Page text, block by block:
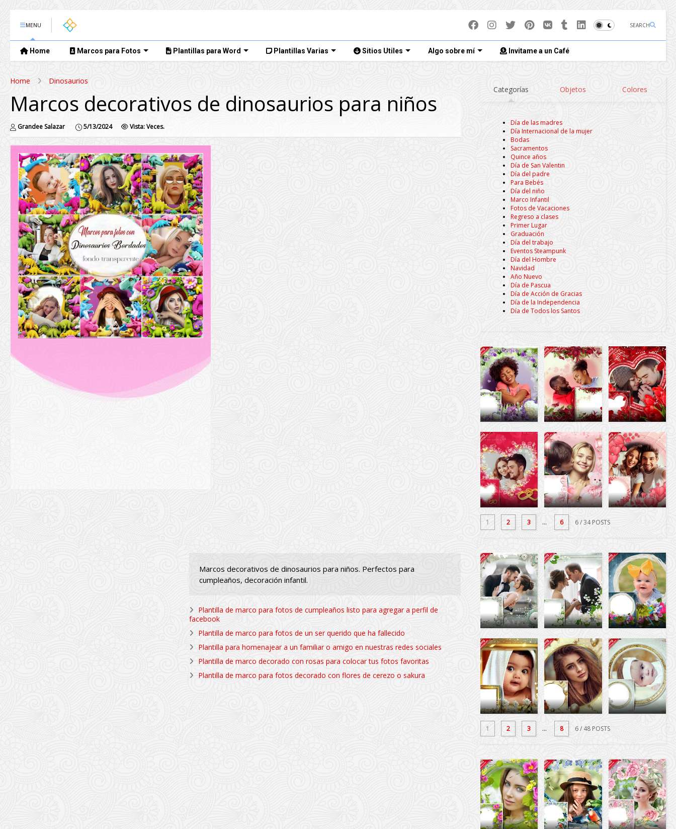
MENU SEARCH
Home Marcos para Fotos Plantillas para Word Plantillas Varias Sitios Utiles Algo sobre mí Invitame a un Café
Home Dinosaurios
Marcos decorativos de dinosaurios para niños
Grandee Salazar 5/13/2024 Vista:Veces.
Marcos decorativos de dinosaurios para niños. Perfectos para
cumpleaños, decoración infantil.
Plantilla de marco para fotos de cumpleaños listo para agregar a perfil de
facebook
Plantilla de marco para fotos de un ser querido que ha fallecido
Plantilla para homenajear a un familiar o amigo en nuestras redes sociales
Plantilla de marco decorado con rosas para colocar tus fotos favoritas
Plantilla de marco para fotos decorado con flores de cerezo o sakura
Categorías Objetos Colores
Día de las madres
Día Internacional de la mujer
Bodas
Sacramentos
Quince años
Día de San Valentin
Día del padre
Para Bebés
Día del niño
Marco Infantil
Fotos de Vacaciones
Regreso a clases
Primer Lugar
Graduación
Día del trabajo
Eventos Steampunk
Día del Hombre
Navidad
Año Nuevo
Día de Pascua
Día de Acción de Gracias
Día de la Independencia
Día de Todos los Santos
1 2 3 ... 6 6/ 34 POSTS
1 2 3 ... 8 6/ 48 POSTS